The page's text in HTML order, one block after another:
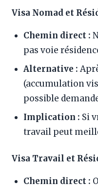
Visa Nomad et
Chemin direct :
pas voie
Alternative :
(accumulation
possible
Implication : Si
travail peut
Visa Travail et
Chemin direct :